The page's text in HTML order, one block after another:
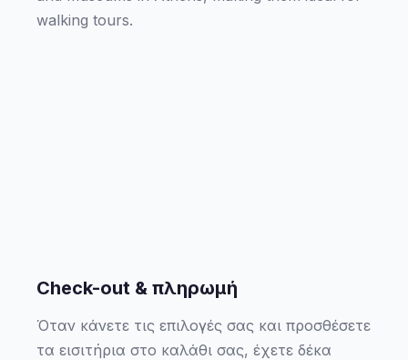
walking tours.
Check-out & πληρωμή
Όταν κάνετε τις επιλογές σας και προσθέσετε
τα εισιτήρια στο καλάθι σας, έχετε δέκα